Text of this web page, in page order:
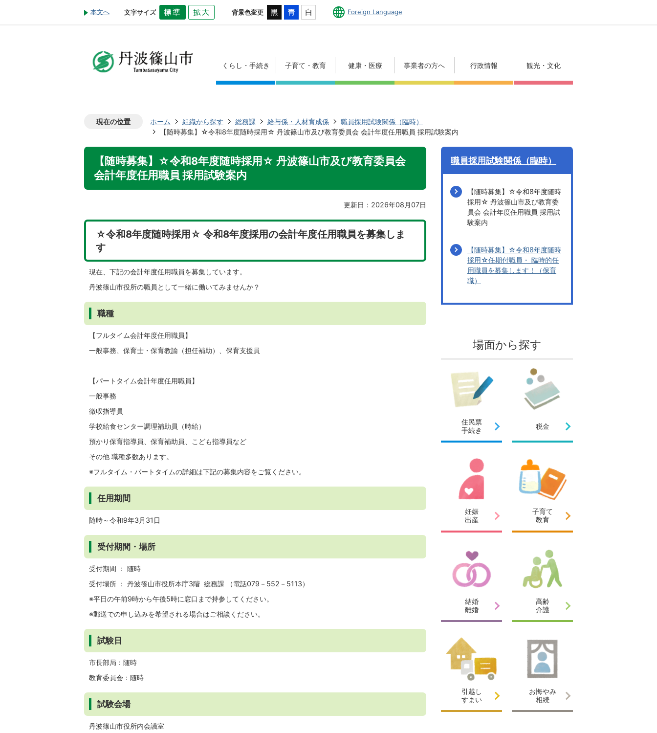
本文へ 文字サイズ 背景色変更 Foreign Language
くらし・手続き 子育て・教育 健康・医療 事業者の方へ 行政情報 観光・文化
現在の位置 ホーム 組織から探す 総務課 給与係・人材育成係
職員採用試験関係（臨時）
【随時募集】☆令和8年度随時採用☆ 丹波篠山市及び教育委員会 会計年度任用職員 採用試験案内
【随時募集】☆令和8年度随時採用☆ 丹波篠山市及び教育委員会
会計年度任用職員 採用試験案内
更新日：2026年08月07日
☆令和8年度随時採用☆ 令和8年度採用の会計年度任用職員を募集しま
す
現在、下記の会計年度任用職員を募集しています。
丹波篠山市役所の職員として一緒に働いてみませんか？
職種
【フルタイム会計年度任用職員】
一般事務、保育士・保育教諭（担任補助）、保育支援員
【パートタイム会計年度任用職員】
一般事務
徴収指導員
学校給食センター調理補助員（時給）
預かり保育指導員、保育補助員、こども指導員など
その他 職種多数あります。
※フルタイム・パートタイムの詳細は下記の募集内容をご覧ください。
任用期間
随時～令和9年3月31日
受付期間・場所
受付期間 ： 随時
受付場所 ： 丹波篠山市役所本庁3階 総務課 （電話079－552－5113）
※平日の午前9時から午後5時に窓口まで持参してください。
※郵送での申し込みを希望される場合はご相談ください。
試験日
市長部局：随時
教育委員会：随時
試験会場
丹波篠山市役所内会議室
職員採用試験関係（臨時）
【随時募集】☆令和8年度随時
採用☆ 丹波篠山市及び教育委
員会 会計年度任用職員 採用試
験案内
【随時募集】☆令和8年度随時
採用☆任期付職員・ 臨時的任
用職員を募集します！（保育
職）
場面から探す
住民票
手続き
税金
妊娠
出産
子育て
教育
結婚
離婚
高齢
介護
引越し
すまい
お悔やみ
相続